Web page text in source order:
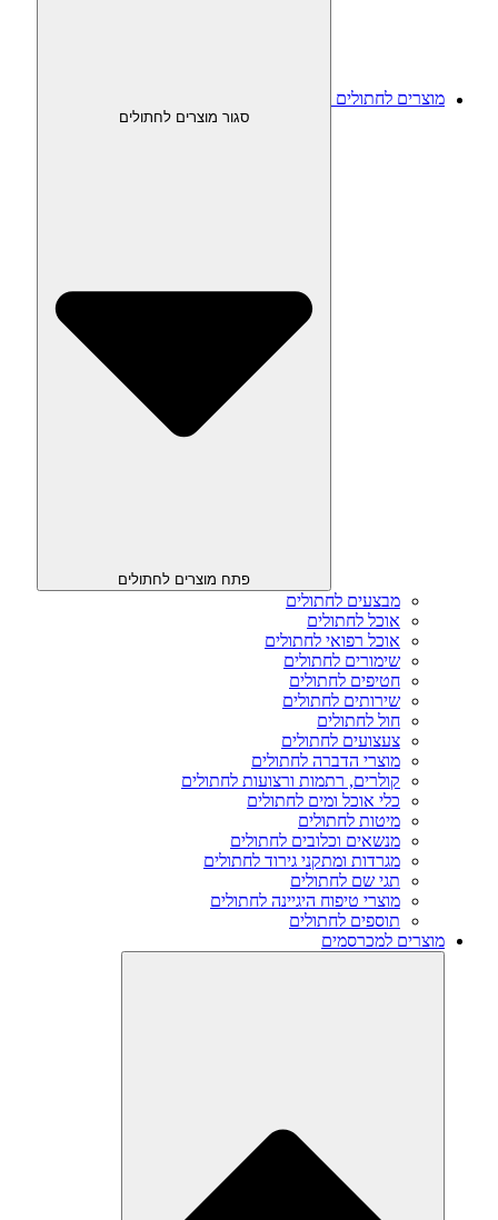
מוצרים לחתולים
סגור מוצרים לחתולים
פתח מוצרים לחתולים
מבצעים לחתולים
אוכל לחתולים
אוכל רפואי לחתולים
שימורים לחתולים
חטיפים לחתולים
שירותים לחתולים
חול לחתולים
צעצועים לחתולים
מוצרי הדברה לחתולים
קולרים, רתמות ורצועות לחתולים
כלי אוכל ומים לחתולים
מיטות לחתולים
מנשאים וכלובים לחתולים
מגרדות ומתקני גירוד לחתולים
תגי שם לחתולים
מוצרי טיפוח היגיינה לחתולים
תוספים לחתולים
מוצרים למכרסמים